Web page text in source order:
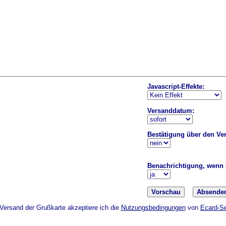
Javascript-Effekte:
Versanddatum:
Bestätigung über den
Benachrichtigung,
der Grußkarte akzeptiere ich die Nutzungsbedingungenvon Ecard-